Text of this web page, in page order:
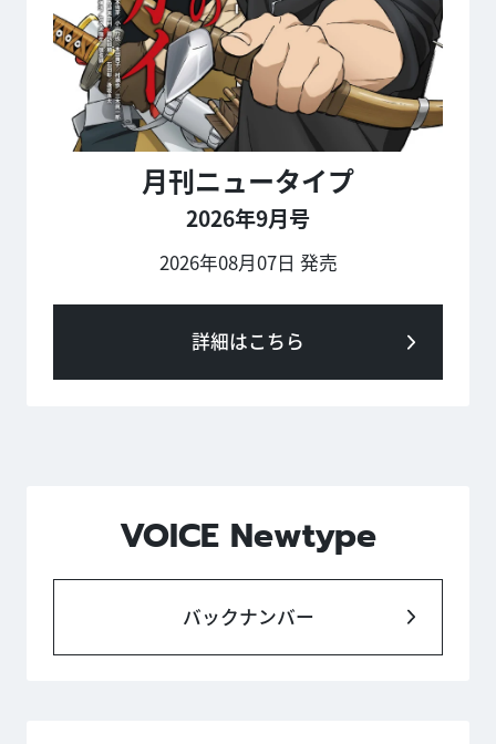
月刊ニュータイプ
2026年9月号
2026年08月07日 発売
詳細はこちら
VOICE Newtype
バックナンバー